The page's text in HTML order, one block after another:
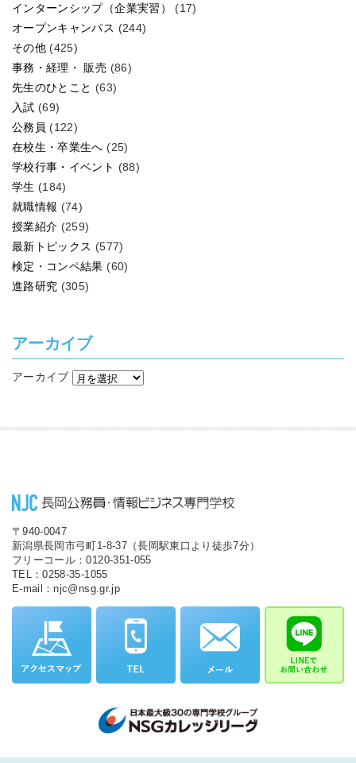
インターンシップ（企業実習）
(17)
オープンキャンパス (244)
その他 (425)
事務・経理・ 販売 (86)
先生のひとこと (63)
入試 (69)
公務員 (122)
在校生・卒業生へ (25)
学校行事・イベント (88)
学生 (184)
就職情報 (74)
授業紹介 (259)
最新トピックス (577)
検定・コンペ結果 (60)
進路研究 (305)
アーカイブ
アーカイブ
〒940-0047
新潟県長岡市弓町1-8-37（長岡駅東口より徒歩7分）
フリーコール：0120-351-055
TEL：0258-35-1055
E-mail：njc@nsg.gr.jp